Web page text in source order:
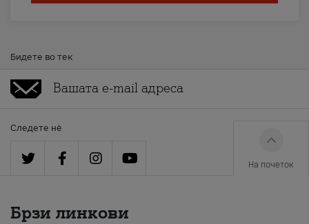
Бидете во тек
Следете нè
На почеток
Брзи линкови